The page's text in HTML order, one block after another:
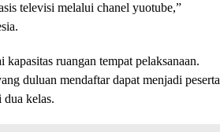
televisi melalui chanel yuotube,”
ruangan tempat pelaksanaan.
duluan mendaftar dapat menjadi peserta
dua kelas.